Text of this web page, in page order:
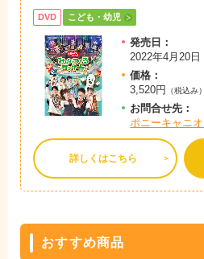
DVD こども・幼児
発売日：
2022年4月20日
価格：
3,520円
（税込み）
お問合せ先：
ポニーキャニ
詳しくはこちら
おすすめ商品